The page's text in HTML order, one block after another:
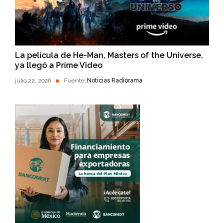
La película de He-Man, Masters of the Universe,
ya llegó a Prime Video
julio 22, 2026 Fuente: Noticias Radiorama